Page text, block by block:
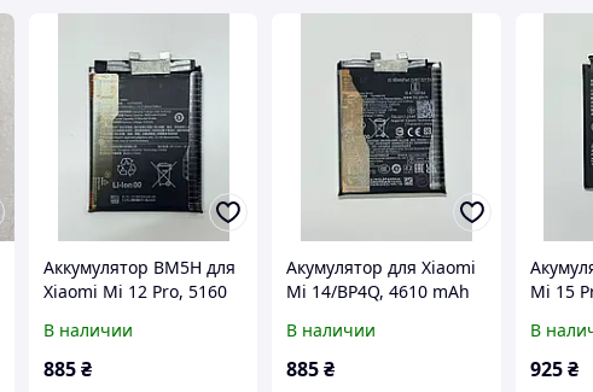
Аккумулятор BM5H для
Xiaomi Mi 12 Pro, 5160
В наличии
885₴
Акумулятор для Xiaomi
Mi 14/BP4Q, 4610 mAh
В наличии
885₴
Mi 15
В
925 ₴